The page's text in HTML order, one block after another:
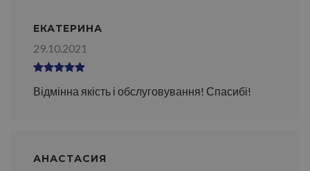
ЕКАТЕРИНА
29.10.2021
Відмінна якість і обслуговування! Спасибі!
АНАСТАСИЯ